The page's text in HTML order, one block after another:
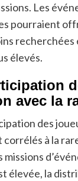
Les
pourraient
recherchées
élevés.
avec la
des
à la
missions
élevée, la